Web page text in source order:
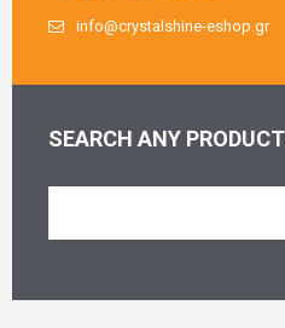
info@crystalshine-eshop.gr
SEARCH ANY